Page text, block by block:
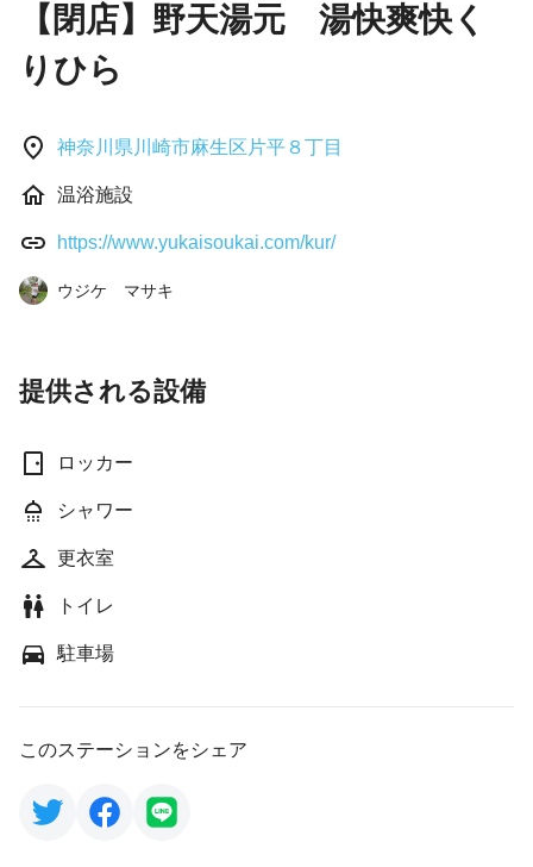
【閉店】野天湯元 湯快爽快く
りひら
神奈川県川崎市麻生区片平８丁目
温浴施設
https://www.yukaisoukai.com/kur/
ウジケ マサキ
提供される設備
ロッカー
シャワー
更衣室
トイレ
駐車場
このステーションをシェア